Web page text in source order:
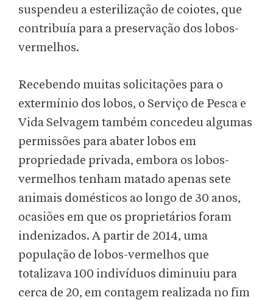
suspendeu a esterilização de coiotes, que
contribuía para a preservação dos lobos-
vermelhos.
Recebendo muitas solicitações para o
extermínio dos lobos, o Serviço de Pesca e
Vida Selvagem também concedeu algumas
permissões para abater lobos em
propriedade privada, embora os lobos-
vermelhos tenham matado apenas sete
animais domésticos ao longo de 30 anos,
ocasiões em que os proprietários foram
indenizados. A partir de 2014, uma
população de lobos-vermelhos que
totalizava 100 indivíduos diminuiu para
cerca de 20, em contagem realizada no fim